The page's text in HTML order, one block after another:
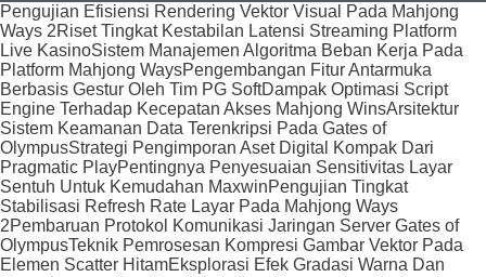
Pengujian Efisiensi Rendering Vektor Visual Pada Mahjong
Ways 2Riset Tingkat Kestabilan Latensi Streaming Platform
Live KasinoSistem Manajemen Algoritma Beban Kerja Pada
Platform Mahjong WaysPengembangan Fitur Antarmuka
Berbasis Gestur Oleh Tim PG SoftDampak Optimasi Script
Engine Terhadap Kecepatan Akses Mahjong WinsArsitektur
Sistem Keamanan Data Terenkripsi Pada Gates of
OlympusStrategi Pengimporan Aset Digital Kompak Dari
Pragmatic PlayPentingnya Penyesuaian Sensitivitas Layar
Sentuh Untuk Kemudahan MaxwinPengujian Tingkat
Stabilisasi Refresh Rate Layar Pada Mahjong Ways
2Pembaruan Protokol Komunikasi Jaringan Server Gates of
OlympusTeknik Pemrosesan Kompresi Gambar Vektor Pada
Elemen Scatter HitamEksplorasi Efek Gradasi Warna Dan